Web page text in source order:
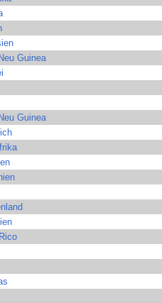
Guinea
Guinea